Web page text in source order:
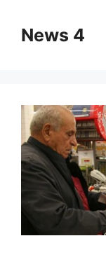
contentNews 4